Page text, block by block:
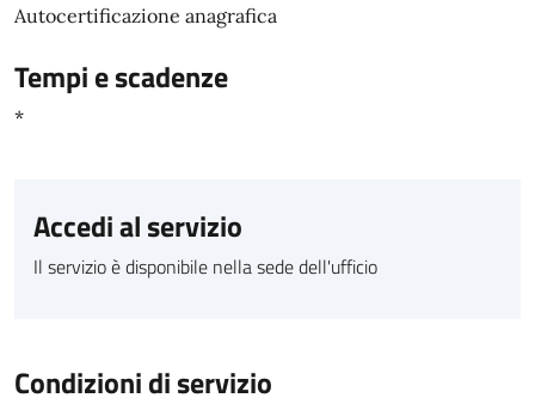
Autocertificazione anagrafica
Tempi e scadenze
*
Accedi al servizio
Il servizio è disponibile nella sede dell'ufficio
Condizioni di servizio